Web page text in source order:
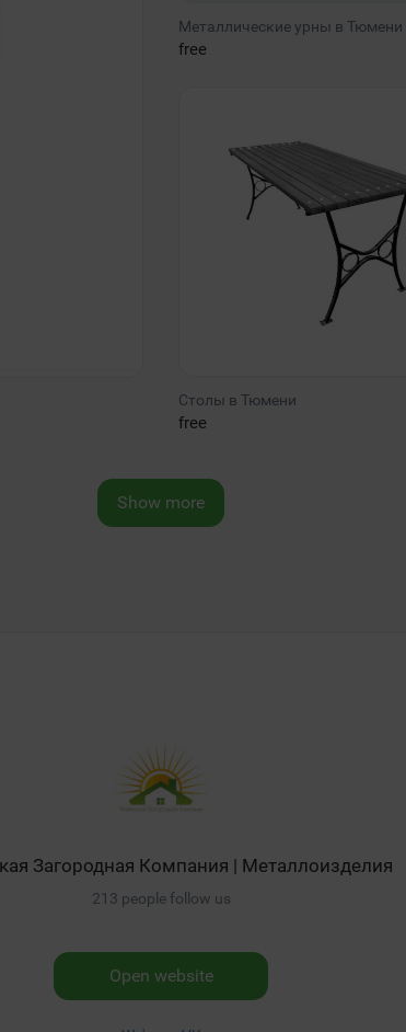
Металлические урны в Тюмени
free
Столы в Тюмени
free
Show more
Загородная Компания | Металлоизделия
213 people follow us
Open website